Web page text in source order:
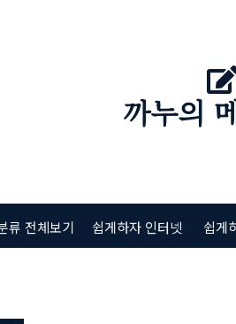
까누의
류 전체보기 쉽게하자 인터넷 쉽게